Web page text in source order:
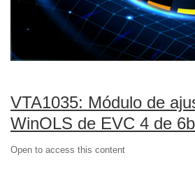
VTA1035: Módulo de
WinOLS de EVC 4 de 6b
Open to access this content